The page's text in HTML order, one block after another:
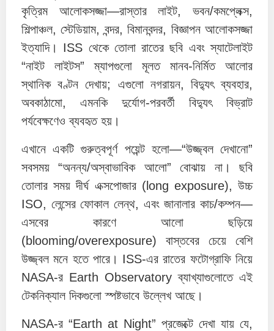
কৃত্রিম আলোকসজ্জা—রাস্তার লাইট, ভবন/কমপ্লেক্স,
শিল্পাঞ্চল, স্টেডিয়াম, বন্দর, বিমানবন্দর, বিজ্ঞাপন আলোকসজ্জা
ইত্যাদি। ISS থেকে তোলা রাতের ছবি এবং স্যাটেলাইট
“নাইট লাইটস” ম্যাপগুলো মূলত মানব-নির্মিত আলোর
স্থানিক বণ্টন দেখায়; এগুলো নগরায়ন, বিদ্যুৎ ব্যবহার,
অবকাঠামো, এমনকি দুর্যোগ-পরবর্তী বিদ্যুৎ বিভ্রাট
পর্যবেক্ষণেও ব্যবহৃত হয়।
এখানে একটি গুরুত্বপূর্ণ পয়েন্ট হলো—“উজ্জ্বল দেখানো”
সবসময় “অনন্য/অস্বাভাবিক আলো” বোঝায় না। ছবি
তোলার সময় দীর্ঘ এক্সপোজার (long exposure), উচ্চ
ISO, লেন্সের ফোকাল লেন্থ, এবং জানালার কাচ/কম্পন—
এসবের কারণে আলো ছড়িয়ে
(blooming/overexposure) বাস্তবের চেয়ে বেশি
উজ্জ্বল মনে হতে পারে। ISS-এর রাতের ফটোগ্রাফি নিয়ে
NASA-র Earth Observatory ব্যাখ্যাগুলোতে এই
টেকনিক্যাল দিকগুলো স্পষ্টভাবে উল্লেখ আছে।
NASA-র “Earth at Night” প্রজেক্টে দেখা যায় যে,